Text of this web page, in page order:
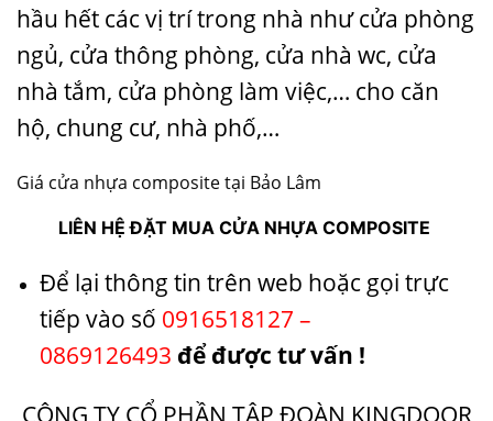
hầu hết các vị trí trong nhà như cửa phòng
ngủ, cửa thông phòng, cửa nhà wc, cửa
nhà tắm, cửa phòng làm việc,… cho căn
hộ, chung cư, nhà phố,…
Giá cửa nhựa composite tại Bảo Lâm
LIÊN HỆ ĐẶT MUA CỬA NHỰA COMPOSITE
Để lại thông tin trên web hoặc gọi trực
tiếp vào số 0916518127 –
0869126493 để được tư vấn !
CÔNG TY CỔ PHẦN TẬP ĐOÀN KINGDOOR